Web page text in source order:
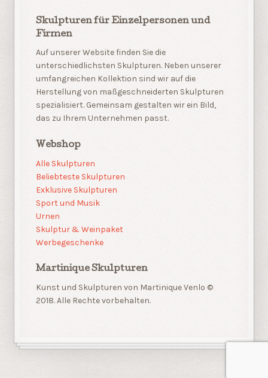
Skulpturen für Einzelpersonen und
Firmen
Auf unserer Website finden Sie die
unterschiedlichsten Skulpturen. Neben unserer
umfangreichen Kollektion sind wir auf die
Herstellung von maßgeschneiderten Skulpturen
spezialisiert. Gemeinsam gestalten wir ein Bild,
das zu Ihrem Unternehmen passt.
Webshop
Alle Skulpturen
Beliebteste Skulpturen
Exklusive Skulpturen
Sport und Musik
Urnen
Skulptur & Weinpaket
Werbegeschenke
Martinique Skulpturen
Kunst und Skulpturen von Martinique Venlo ©
2018. Alle Rechte vorbehalten.